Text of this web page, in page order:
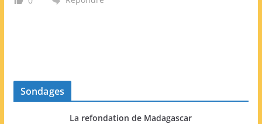
Sondages
La refondation de Madagascar